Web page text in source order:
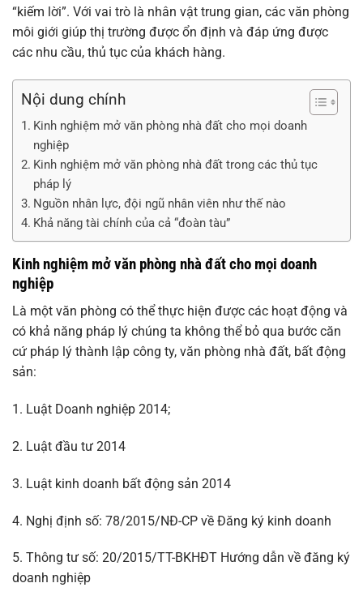
“kiếm lời”. Với vai trò là nhân vật trung gian, các văn phòng
môi giới giúp thị trường được ổn định và đáp ứng được
các nhu cầu, thủ tục của khách hàng.
Nội dung chính
Kinh nghiệm mở văn phòng nhà đất cho mọi doanh
nghiệp
Kinh nghiệm mở văn phòng nhà đất trong các thủ tục
pháp lý
Nguồn nhân lực, đội ngũ nhân viên như thế nào
Khả năng tài chính của cả “đoàn tàu”
Kinh nghiệm mở văn phòng nhà đất cho mọi doanh
nghiệp
Là một văn phòng có thể thực hiện được các hoạt động và
có khả năng pháp lý chúng ta không thể bỏ qua bước căn
cứ pháp lý thành lập công ty, văn phòng nhà đất, bất động
sản:
1. Luật Doanh nghiệp 2014;
2. Luật đầu tư 2014
3. Luật kinh doanh bất động sản 2014
4. Nghị định số: 78/2015/NĐ-CP về Đăng ký kinh doanh
5. Thông tư số: 20/2015/TT-BKHĐT Hướng dẫn về đăng ký
doanh nghiệp